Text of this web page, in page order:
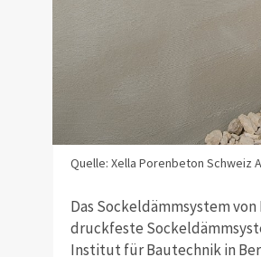
Quelle: Xella Porenbeton Schweiz
Das Sockeldämmsystem
druckfeste
Institut für Bautechnik in